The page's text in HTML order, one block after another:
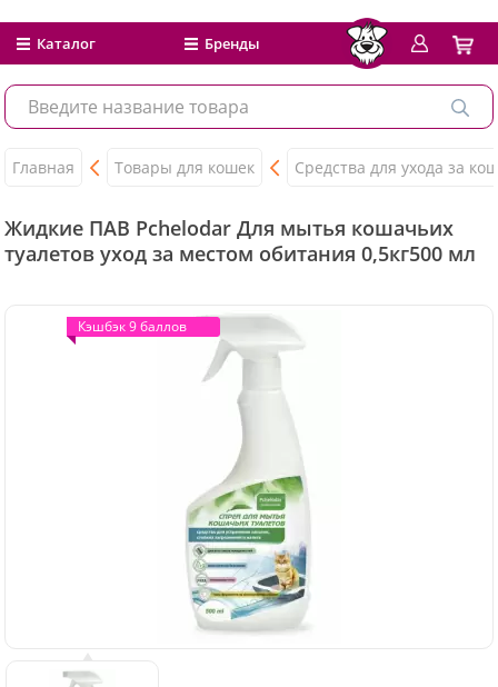
Каталог Бренды
Главная Товары для кошек Средства для ухода за
Жидкие ПАВ Pchelodar Для мытья кошачьих
туалетов уход за местом обитания 0,5кг500 мл
Кэшбэк 9 баллов
Кэшбэк 9 баллов